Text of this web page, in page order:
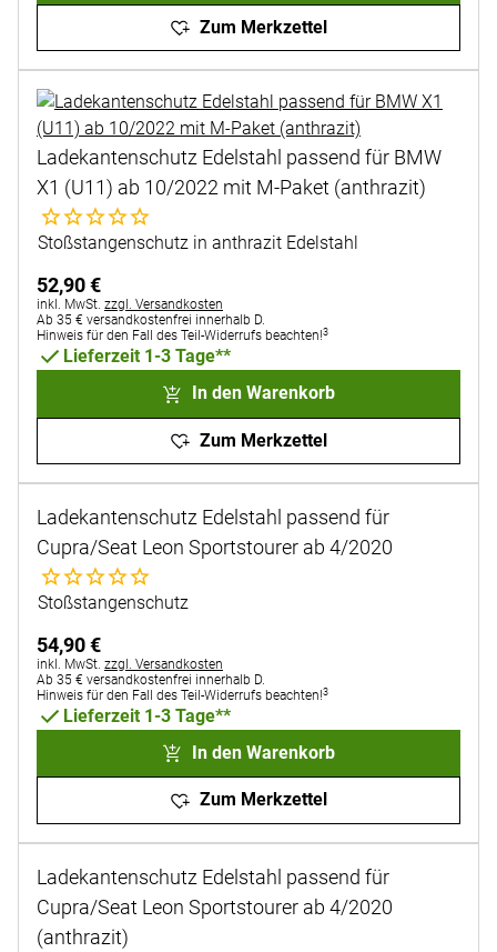
Zum Merkzettel
Ladekantenschutz Edelstahl passend für BMW
X1 (U11) ab 10/2022 mit M-Paket (anthrazit)
Noch keine Bewertungen abgegeben
Stoßstangenschutz in anthrazit Edelstahl
52,90€
Steuerhinweis:
inkl. MwSt. zzgl. Versandkosten
Ab 35 € versandkostenfrei innerhalb D.
Hinweis für den Fall des Teil-Widerrufs beachten!3
Lieferzeit 1-3 Tage**
In den Warenkorb
Zum Merkzettel
Ladekantenschutz Edelstahl passend für
Cupra/Seat Leon Sportstourer ab 4/2020
Noch keine Bewertungen abgegeben
Stoßstangenschutz
54,90€
Steuerhinweis:
inkl. MwSt. zzgl. Versandkosten
Ab 35 € versandkostenfrei innerhalb D.
Hinweis für den Fall des Teil-Widerrufs beachten!3
Lieferzeit 1-3 Tage**
In den Warenkorb
Zum Merkzettel
Ladekantenschutz Edelstahl passend für
Cupra/Seat Leon Sportstourer ab 4/2020
(anthrazit)